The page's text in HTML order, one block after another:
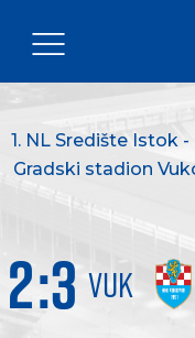
1. NL Središte Istok
Gradski stadion
VUK
2:3